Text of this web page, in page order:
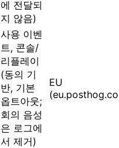
에 전달되
지 않음)
사용 이벤
트, 콘솔/
리플레이
(동의 기
반, 기본
옵트아웃;
회의 음성
은 로그에
서 제거)
EU